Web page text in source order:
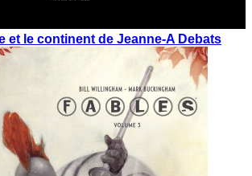
et le continent de Jeanne-A Debats